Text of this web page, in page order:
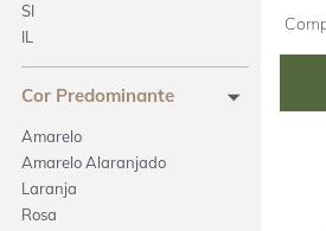
Quadrada
Retangular
Triangular
Trillion
SI
IL
Cor Predominante
Amarelo
Amarelo Alaranjado
Laranja
Rosa